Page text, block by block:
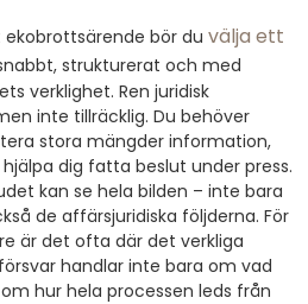
bör du välja ett
strukturerat och med
verklighet. Ren juridisk
inte tillräcklig. Du behöver
stora mängder information,
dig fatta beslut under press.
kan se hela bilden – inte bara
de affärsjuridiska följderna. För
är det ofta där det verkliga
handlar inte bara om vad
hur hela processen leds från